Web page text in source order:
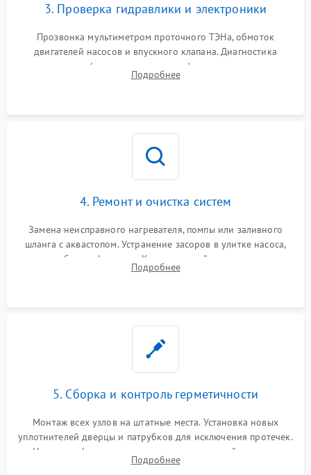
3. Проверка гидравлики и электроники
Прозвонка мультиметром проточного ТЭНа, обмоток
двигателей насосов и впускного клапана. Диагностика
прессостата (датчика уровня воды), датчика мутности,
концевика дверцы и электронного модуля управления.
Подробнее
4. Ремонт и очистка систем
Замена неисправного нагревателя, помпы или заливного
шланга с аквастопом. Устранение засоров в улитке насоса,
патрубках и фильтрах. Компонентный ремонт платы
управления, восстановление поврежденной проводки.
Подробнее
5. Сборка и контроль герметичности
Монтаж всех узлов на штатные места. Установка новых
уплотнителей дверцы и патрубков для исключения протечек.
Надежная фиксация хомутов гидравлической системы,
сборка корпуса и установка датчика поплавка.
Подробнее